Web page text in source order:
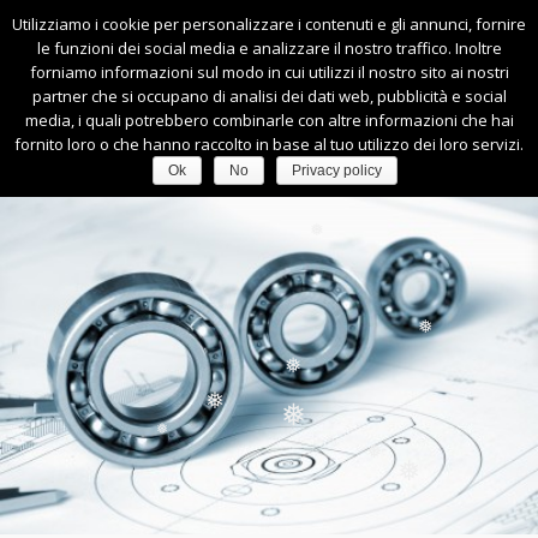
❅
❅
❅
❅
❅
❅
❅
❅
❅❅
❅
❅
❅ 0445-540164| info@faccimacchineutensili.it
Utilizziamo i cookie per personalizzare i contenuti e gli annunci, fornire
le funzioni dei social media e analizzare il nostro traffico. Inoltre
forniamo informazioni sul modo in cui utilizzi il nostro sito ai nostri
partner che si occupano di analisi dei dati web, pubblicità e social
media, i quali potrebbero combinarle con altre informazioni che hai
fornito loro o che hanno raccolto in base al tuo utilizzo dei loro servizi.
Ok No Privacy policy